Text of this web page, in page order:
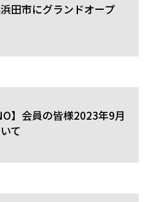
田市にグランドオープ
】会員の皆様2023年9月
て